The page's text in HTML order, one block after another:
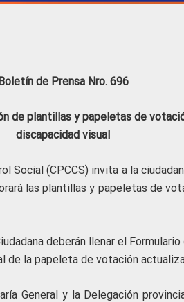
Boletín de Prensa Nro. 696
de plantillas y papeletas de
discapacidad visual
Social (CPCCS) invita a la
las plantillas y papeletas de
deberán llenar el
de la papeleta de votación
General y la Delegación